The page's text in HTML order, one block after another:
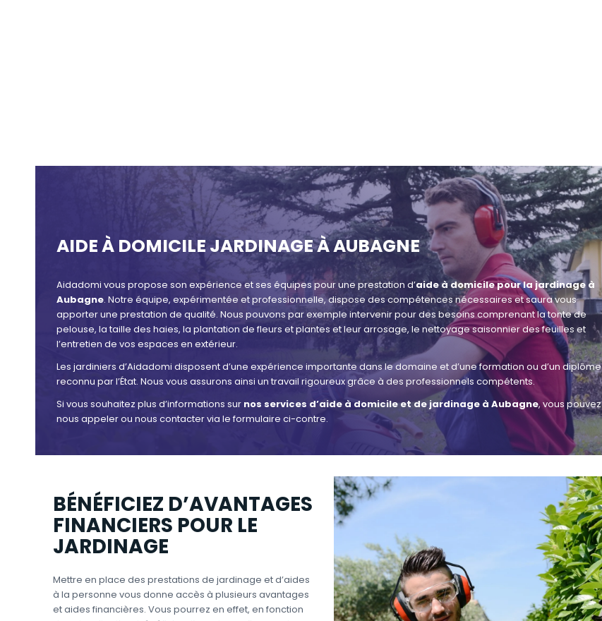
AIDE À DOMICILE JARDINAGE À AUBAGNE
Aidadomi vous propose son expérience et ses équipes pour une prestation d’aide à domicile pour la jardinage à
Aubagne. Notre équipe, expérimentée et professionnelle, dispose des compétences nécessaires et saura vous
apporter une prestation de qualité. Nous pouvons par exemple intervenir pour des besoins comprenant la tonte de
pelouse, la taille des haies, la plantation de fleurs et plantes et leur arrosage, le nettoyage saisonnier des feuilles et
l’entretien de vos espaces en extérieur.
Les jardiniers d’Aidadomi disposent d’une expérience importante dans le domaine et d’une formation ou d’un diplôme
reconnu par l’État. Nous vous assurons ainsi un travail rigoureux grâce à des professionnels compétents.
Si vous souhaitez plus d’informations sur nos services d’aide à domicile et de jardinage à Aubagne, vous pouvez
nous appeler ou nous contacter via le formulaire ci-contre.
BÉNÉFICIEZ D’AVANTAGES
FINANCIERS POUR LE
JARDINAGE
Mettre en place des prestations de jardinage et d’aides
à la personne vous donne accès à plusieurs avantages
et aides financières. Vous pourrez en effet, en fonction